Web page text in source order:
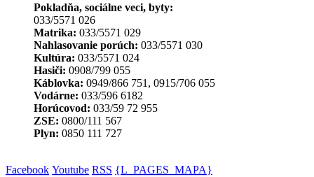
Pokladňa, sociálne veci, byty:
033/5571 026
Matrika: 033/5571 029
Nahlasovanie porúch: 033/5571 030
Kultúra: 033/5571 024
Hasiči: 0908/799 055
Káblovka: 0949/866 751, 0915/706 055
Vodárne: 033/596 6182
Horúcovod: 033/59 72 955
ZSE: 0800/111 567
Plyn: 0850 111 727
Facebook Youtube RSS {L_PAGES_MAPA}